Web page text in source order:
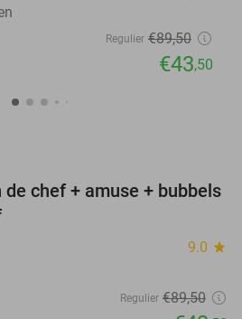
Regulier €89,50
€43,50
51%
chef + amuse + bubbels
9.0 star
Regulier €89,50